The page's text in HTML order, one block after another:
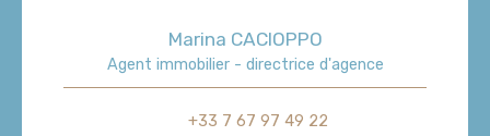
Marina CACIOPPO
Agent immobilier - directrice d'agence
+33 7 67 97 49 22